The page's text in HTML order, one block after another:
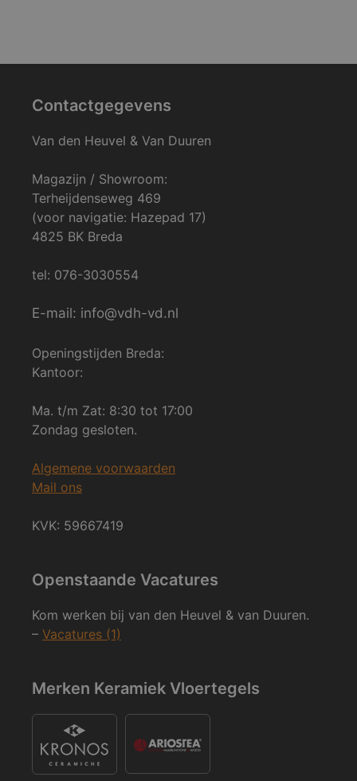
Contactgegevens
Van den Heuvel & Van Duuren
Magazijn / Showroom:
Terheijdenseweg 469
(voor navigatie: Hazepad 17)
4825 BK Breda
tel: 076-3030554
E-mail: info@vdh-vd.nl
Openingstijden Breda:
Kantoor:
Ma. t/m Zat: 8:30 tot 17:00
Zondag gesloten.
Algemene voorwaarden
Mail ons
KVK: 59667419
Openstaande Vacatures
Kom werken bij van den Heuvel & van Duuren.
– Vacatures (1)
Merken Keramiek Vloertegels